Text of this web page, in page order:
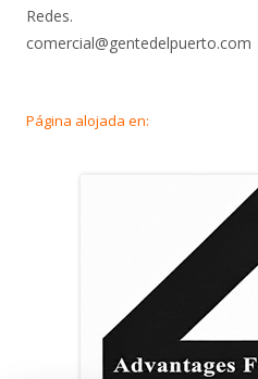
Redes.
comercial@gentedelpuerto.com
Página alojada en: